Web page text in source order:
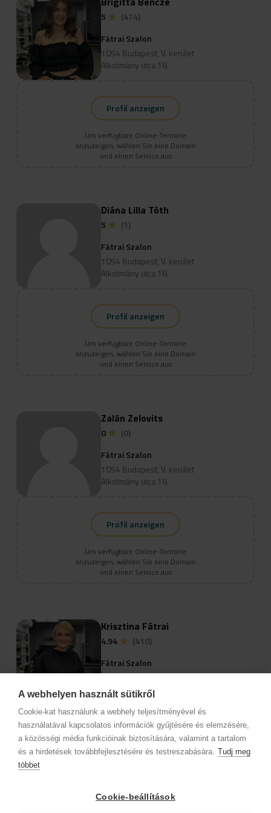
A webhelyen használt sütikről
Cookie-kat használunk a webhely teljesítményével és
használatával kapcsolatos információk gyűjtésére és elemzésére,
a közösségi média funkcióinak biztosítására, valamint a tartalom
és a hirdetések továbbfejlesztésére és testreszabására. Tudj meg
többet
Cookie-beállítások
Profil anzeigen
Um verfügbare Online-Termine
anzuzeigen, wählen Sie eine Domain
und einen Service aus
5
(474)
Fátrai Szalon
1054 Budapest, V. kerület
Alkotmány utca 18.
Profil anzeigen
Um verfügbare Online-Termine
anzuzeigen, wählen Sie eine Domain
und einen Service aus
Diána Lilla Tóth
5
(1)
Fátrai Szalon
1054 Budapest, V. kerület
Alkotmány utca 18.
Profil anzeigen
Um verfügbare Online-Termine
anzuzeigen, wählen Sie eine Domain
und einen Service aus
Zalán Zelovits
0
(0)
Fátrai Szalon
1054 Budapest, V. kerület
Alkotmány utca 18.
Profil anzeigen
Um verfügbare Online-Termine
Krisztina Fátrai
4.94
(410)
Fátrai Szalon
1054 Budapest, V. kerület
Alkotmány utca 18.